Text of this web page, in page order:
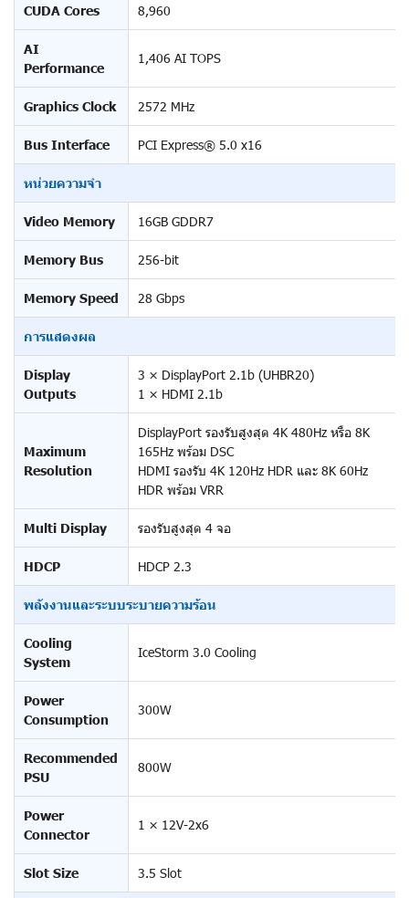
CUDA Cores 8,960
AI
Performance
1,406 AI TOPS
Graphics Clock 2572 MHz
Bus Interface PCI Express® 5.0 x16
หน่วยความจำ
Video Memory 16GB GDDR7
Memory Bus 256-bit
Memory Speed 28 Gbps
การแสดงผล
Display
Outputs
3 × DisplayPort 2.1b (UHBR20)
1 × HDMI 2.1b
Maximum
Resolution
DisplayPort รองรับสูงสุด 4K 480Hz หรือ 8K
165Hz พร้อม DSC
HDMI รองรับ 4K 120Hz HDR และ 8K 60Hz
HDR พร้อม VRR
Multi Display รองรับสูงสุด 4 จอ
HDCP HDCP 2.3
พลังงานและระบบระบายความร้อน
Cooling
System
IceStorm 3.0 Cooling
Power
Consumption
300W
Recommended
PSU
800W
Power
Connector
1 × 12V-2x6
Slot Size 3.5 Slot